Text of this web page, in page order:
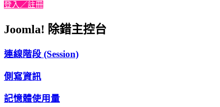
登入／註冊
Joomla! 除錯主控台
連線階段 (Session)
側寫資訊
記憶體使用量